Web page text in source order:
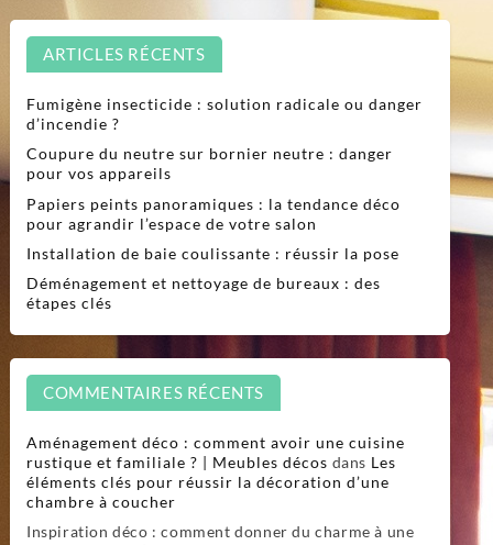
ARTICLES RÉCENTS
Fumigène insecticide : solution radicale ou danger
d’incendie ?
Coupure du neutre sur bornier neutre : danger
pour vos appareils
Papiers peints panoramiques : la tendance déco
pour agrandir l’espace de votre salon
Installation de baie coulissante : réussir la pose
Déménagement et nettoyage de bureaux : des
étapes clés
COMMENTAIRES RÉCENTS
Aménagement déco : comment avoir une cuisine
rustique et familiale ? | Meubles décos dans Les
éléments clés pour réussir la décoration d’une
chambre à coucher
Inspiration déco : comment donner du charme à une